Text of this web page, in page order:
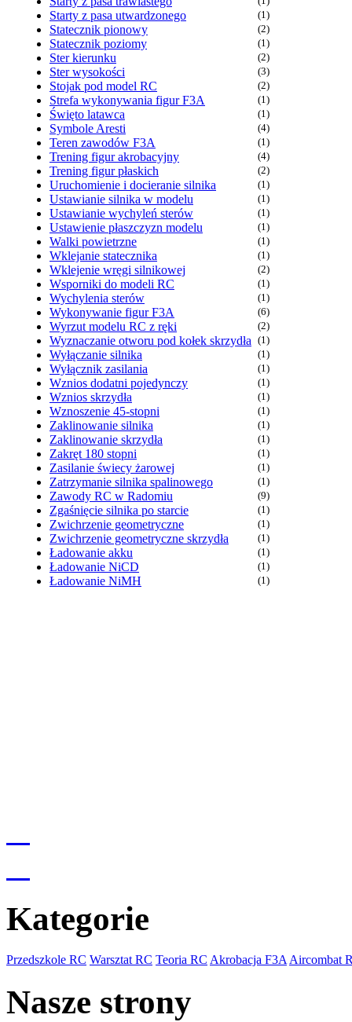
Starty z pasa utwardzonego (1)
Statecznik pionowy (2)
Statecznik poziomy (1)
Ster kierunku (2)
Ster wysokości (3)
Stojak pod model RC (2)
Strefa wykonywania figur F3A (1)
Święto latawca (1)
Symbole Aresti (4)
Teren zawodów F3A (1)
Trening figur akrobacyjny (4)
Trening figur płaskich (2)
Uruchomienie i docieranie silnika (1)
Ustawianie silnika w modelu (1)
Ustawianie wychyleń sterów (1)
Ustawienie płaszczyzn modelu (1)
Walki powietrzne (1)
Wklejanie statecznika (1)
Wklejenie wręgi silnikowej (2)
Wsporniki do modeli RC (1)
Wychylenia sterów (1)
Wykonywanie figur F3A (6)
Wyrzut modelu RC z ręki (2)
Wyznaczanie otworu pod kołek skrzydła (1)
Wyłączanie silnika (1)
Wyłącznik zasilania (1)
Wznios dodatni pojedynczy (1)
Wznios skrzydła (1)
Wznoszenie 45-stopni (1)
Zaklinowanie silnika (1)
Zaklinowanie skrzydła (1)
Zakręt 180 stopni (1)
Zasilanie świecy żarowej (1)
Zatrzymanie silnika spalinowego (1)
Zawody RC w Radomiu (9)
Zgaśnięcie silnika po starcie (1)
Zwichrzenie geometryczne (1)
Zwichrzenie geometryczne skrzydła (1)
Ładowanie akku (1)
Ładowanie NiCD (1)
Ładowanie NiMH (1)
Kategorie
Przedszkole RC Warsztat RC Teoria RC Akrobacja F3AAircombat
Nasze strony